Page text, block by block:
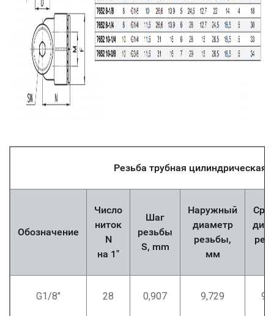
Резьба трубная цилиндрическая
Обозначение
Число
ниток
N
на 1"
Шаг
резьбы
S, mm
Наружный
диаметр
резьбы,
мм
G1/8" 28 0,907 9,729